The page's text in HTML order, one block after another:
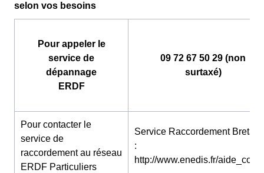
selon vos besoins
Pour appeler le
service de
dépannage
ERDF
09 72 67 50 29 (non
surtaxé)
Pour contacter le
service de
raccordement au réseau
ERDF Particuliers
Service Raccordement
:
http://www.enedis.fr/